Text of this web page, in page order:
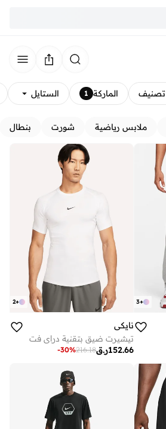
تصنيف الماركة 1 الستايل
ملابس رياضية شورت بنطال
+
3
+
2
نايكي
تيشيرت ضيق بتقنية دراي فت
ر.ق152.66
216.18
-30%